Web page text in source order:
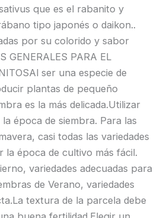
que es el rabanito y
tipo japonés o daikon..
por su colorido y sabor
GENERALES PARA EL
ser una especie de
plantas de pequeño
es la más delicada.Utilizar
época de siembra. Para las
casi todas las variedades
la época de cultivo más fácil.
variedades adecuadas para
de Verano, variedades
textura de la parcela debe